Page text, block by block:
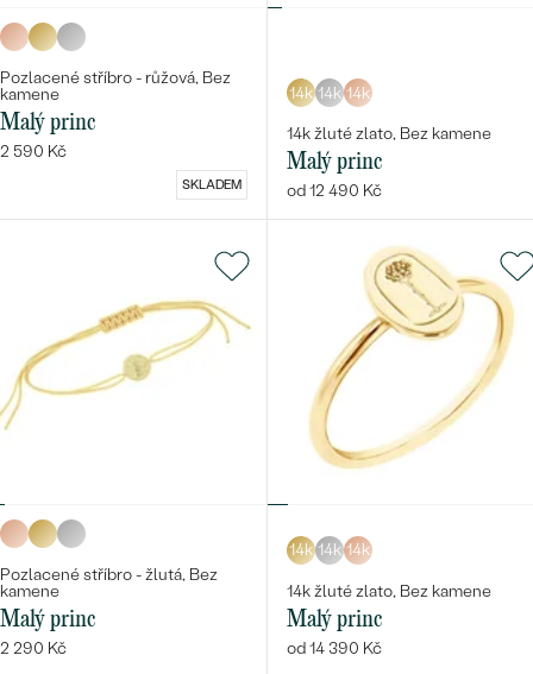
Pozlacené stříbro - růžová, Bez
kamene
Malý princ
2 590 Kč
SKLADEM
14k 14k 14k
14k žluté zlato, Bez kamene
Malý princ
od 12 490 Kč
Pozlacené stříbro - žlutá, Bez
kamene
Malý princ
2 290 Kč
14k 14k 14k
14k žluté zlato, Bez kamene
Malý princ
od 14 390 Kč